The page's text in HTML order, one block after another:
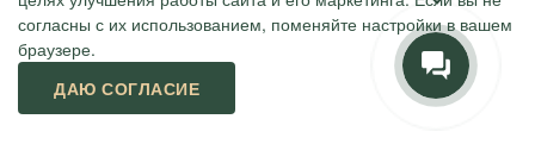
согласны с их использованием, поменяйте настройки в вашем
браузере.
ДАЮ СОГЛАСИЕ
Агентство "ОНИКС", недвижимость в Сочи, квартиры в Сочи
г. Сочи, ул.Навагинская, 3/4 (4 этаж), тел. +7 (862) 296-06-07